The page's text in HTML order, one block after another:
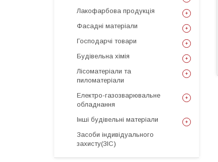
Лакофарбова продукція
Фасадні матеріали
Господарчі товари
Будівельна хімія
Лісоматеріали та
пиломатеріали
Електро-газозварювальне
обладнання
Інші будівельні матеріали
Засоби індивідуального
захисту(ЗІС)